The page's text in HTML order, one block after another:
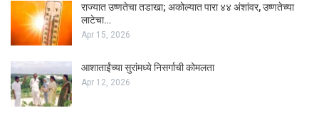
राज्यात उष्णतेचा तडाखा; अकोल्यात पारा ४४ अंशांवर, उष्णतेच्या
लाटेचा…
Apr 15, 2026
आशाताईंच्या सुरांमध्ये निसर्गाची कोमलता
Apr 12, 2026